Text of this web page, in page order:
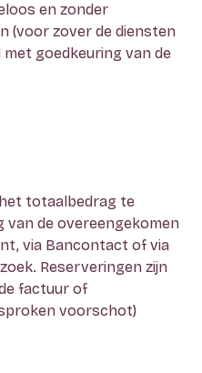
en zonder
(voor zover de diensten
goedkeuring van de
totaalbedrag te
van de overeengekomen
via Bancontact of via
Reserveringen zijn
factuur of
voorschot)